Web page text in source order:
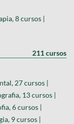
8 cursos |
211 cursos
27 cursos |
13 cursos |
6 cursos |
9 cursos |